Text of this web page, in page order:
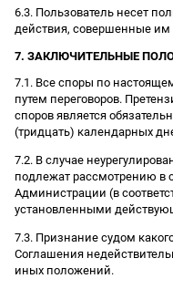
6.3. Пользователь несет
действия, совершенные им
7. ЗАКЛЮЧИТЕЛЬНЫЕ
7.1. Все споры по
путем переговоров.
споров является
(тридцать) календарных
7.2. В случае
подлежат рассмотрению в
Администрации (в
установленными
7.3. Признание судом
Соглашения
иных положений.